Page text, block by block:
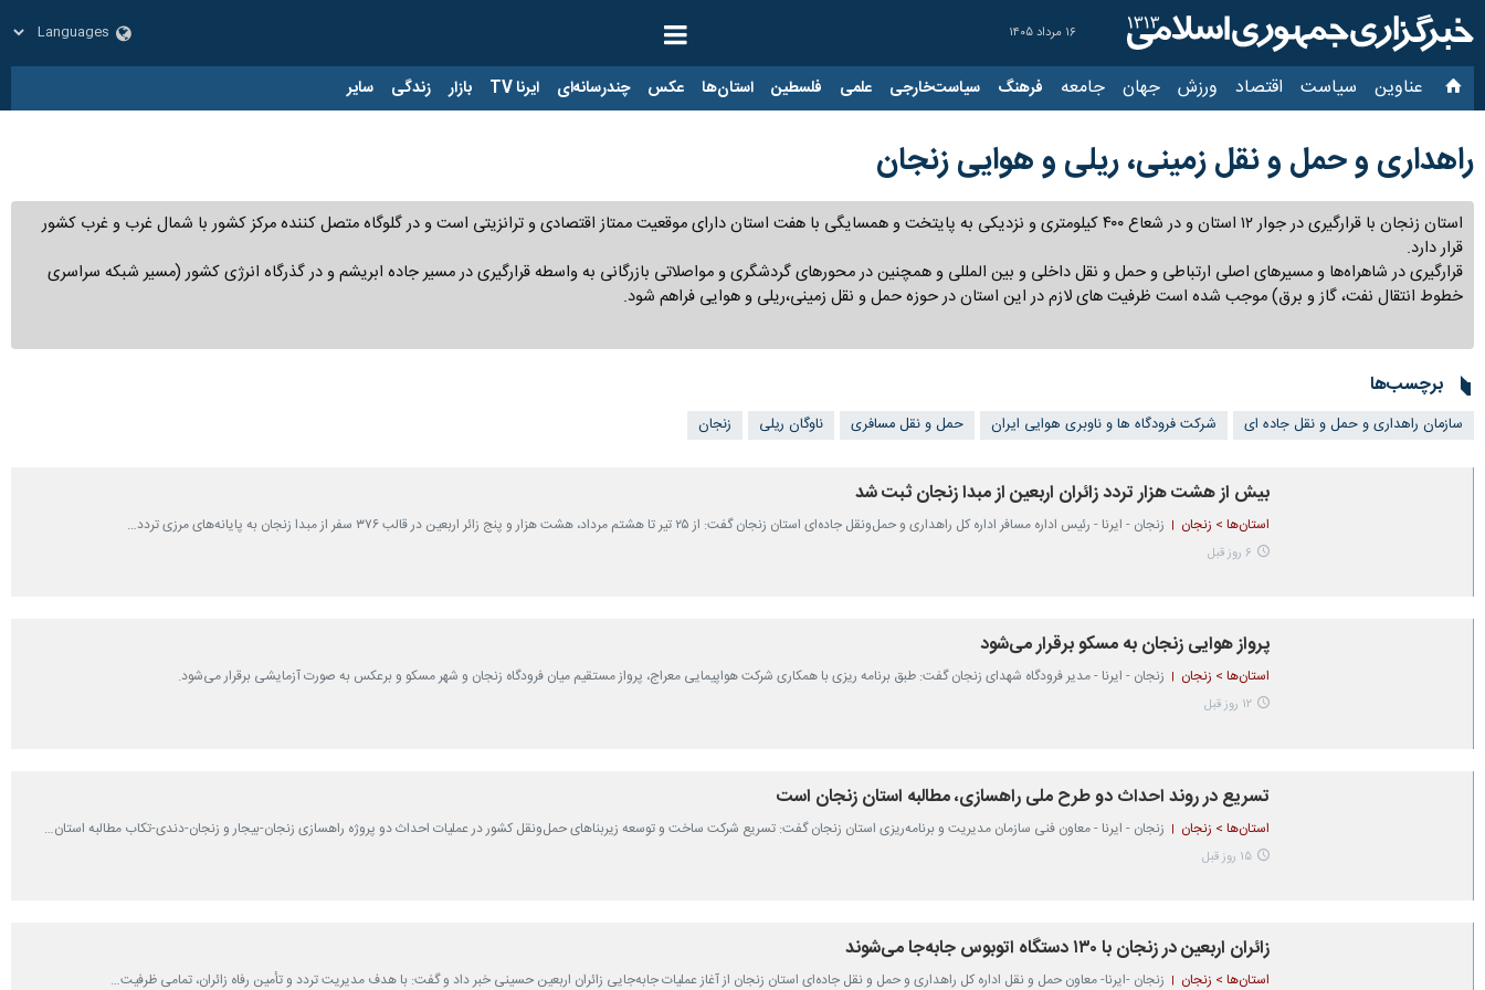
۱۶ مرداد ۱۴۰۵
عناوین‌ سیاست اقتصاد ورزش جهان جامعه فرهنگ سیاست‌خارجی علمی فلسطین استان‌ها عکس چندرسانه‌ای ایرنا TV بازار زندگی سایر
راهداری و حمل و نقل زمینی، ریلی و هوایی زنجان
استان زنجان با قرارگیری در جوار ۱۲ استان و در شعاع ۴۰۰ کیلومتری و نزدیکی به پایتخت و همسایگی با هفت استان دارای موقعیت ممتاز اقتصادی و ترانزیتی است و در گلوگاه متصل کننده مرکز کشور با شمال غرب و غرب کشور قرار دارد.
قرارگیری در شاهراه‌ها و مسیرهای اصلی ارتباطی و حمل و نقل داخلی و بین المللی و همچنین در محورهای گردشگری و مواصلاتی بازرگانی به واسطه قرارگیری در مسیر جاده ابریشم و در گذرگاه انرژی کشور (مسیر شبکه سراسری خطوط انتقال نفت، گاز و برق)
موجب شده است ظرفیت های لازم در این استان در حوزه حمل و نقل زمینی،‌ریلی و هوایی فراهم شود.
برچسب‌ها
سازمان راهداری و حمل و نقل جاده ای
استان‌ها > زنجان زنجان - ایرنا - رئیس اداره مسافر اداره کل راهداری و حمل‌ونقل جاده‌ای استان زنجان گفت: از ۲۵ تیر تا هشتم مرداد، هشت هزار و پنج زائر اربعین در قالب ۳۷۶ سفر از مبدا زنجان به پایانه‌های مرزی تردد…
۶ روز قبل
استان‌ها > زنجان زنجان - ایرنا - مدیر فرودگاه شهدای زنجان گفت: طبق برنامه ریزی با همکاری شرکت هواپیمایی معراج، پرواز مستقیم میان فرودگاه زنجان و شهر مسکو و برعکس به صورت آزمایشی برقرار می‌‎شود.
۱۲ روز قبل
استان‌ها > زنجان زنجان - ایرنا - معاون فنی سازمان مدیریت و برنامه‌ریزی استان زنجان گفت: تسریع شرکت ساخت و توسعه زیربناهای حمل‌ونقل کشور در عملیات احداث دو پروژه راهسازی زنجان-بیجار و زنجان-دندی-تکاب مطالبه استان…
۱۵ روز قبل
استان‌ها > زنجان زنجان -ایرنا- معاون حمل و نقل اداره کل راهداری و حمل و نقل جاده‌ای استان زنجان از آغاز عملیات جابه‌جایی زائران اربعین حسینی خبر داد و گفت: با هدف مدیریت تردد و تأمین رفاه زائران، تمامی ظرفیت…
۱۶ روز قبل